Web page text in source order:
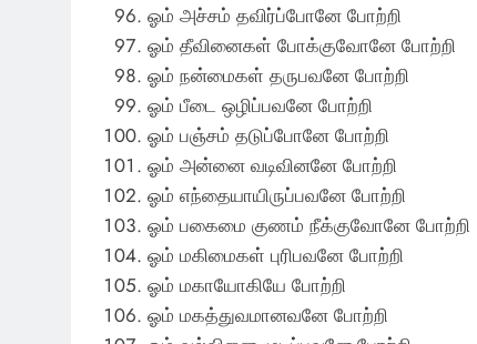
ஓம் அச்சம் தவிர்ப்போனே போற்றி
ஓம் தீவினைகள் போக்குவோனே போற்றி
ஓம் நன்மைகள் தருபவனே போற்றி
ஓம் பீடை ஒழிப்பவனே போற்றி
ஓம் பஞ்சம் தடுப்போனே போற்றி
ஓம் அன்னை வடிவினனே போற்றி
ஓம் எந்தையாயிருப்பவனே போற்றி
ஓம் பகைமை குணம் நீக்குவோனே போற்றி
ஓம் மகிமைகள் புரிபவனே போற்றி
ஓம் மகாயோகியே போற்றி
ஓம் மகத்துவமானவனே போற்றி